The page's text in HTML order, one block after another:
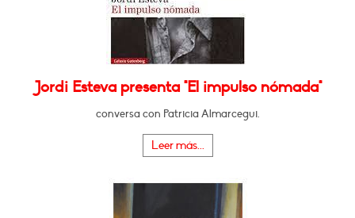
Jordi Esteva presenta "El impulso nómada"
conversa con Patricia Almarcegui.
Leer más...